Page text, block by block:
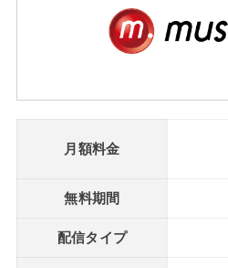
月額料金
無料期間
配信タイプ